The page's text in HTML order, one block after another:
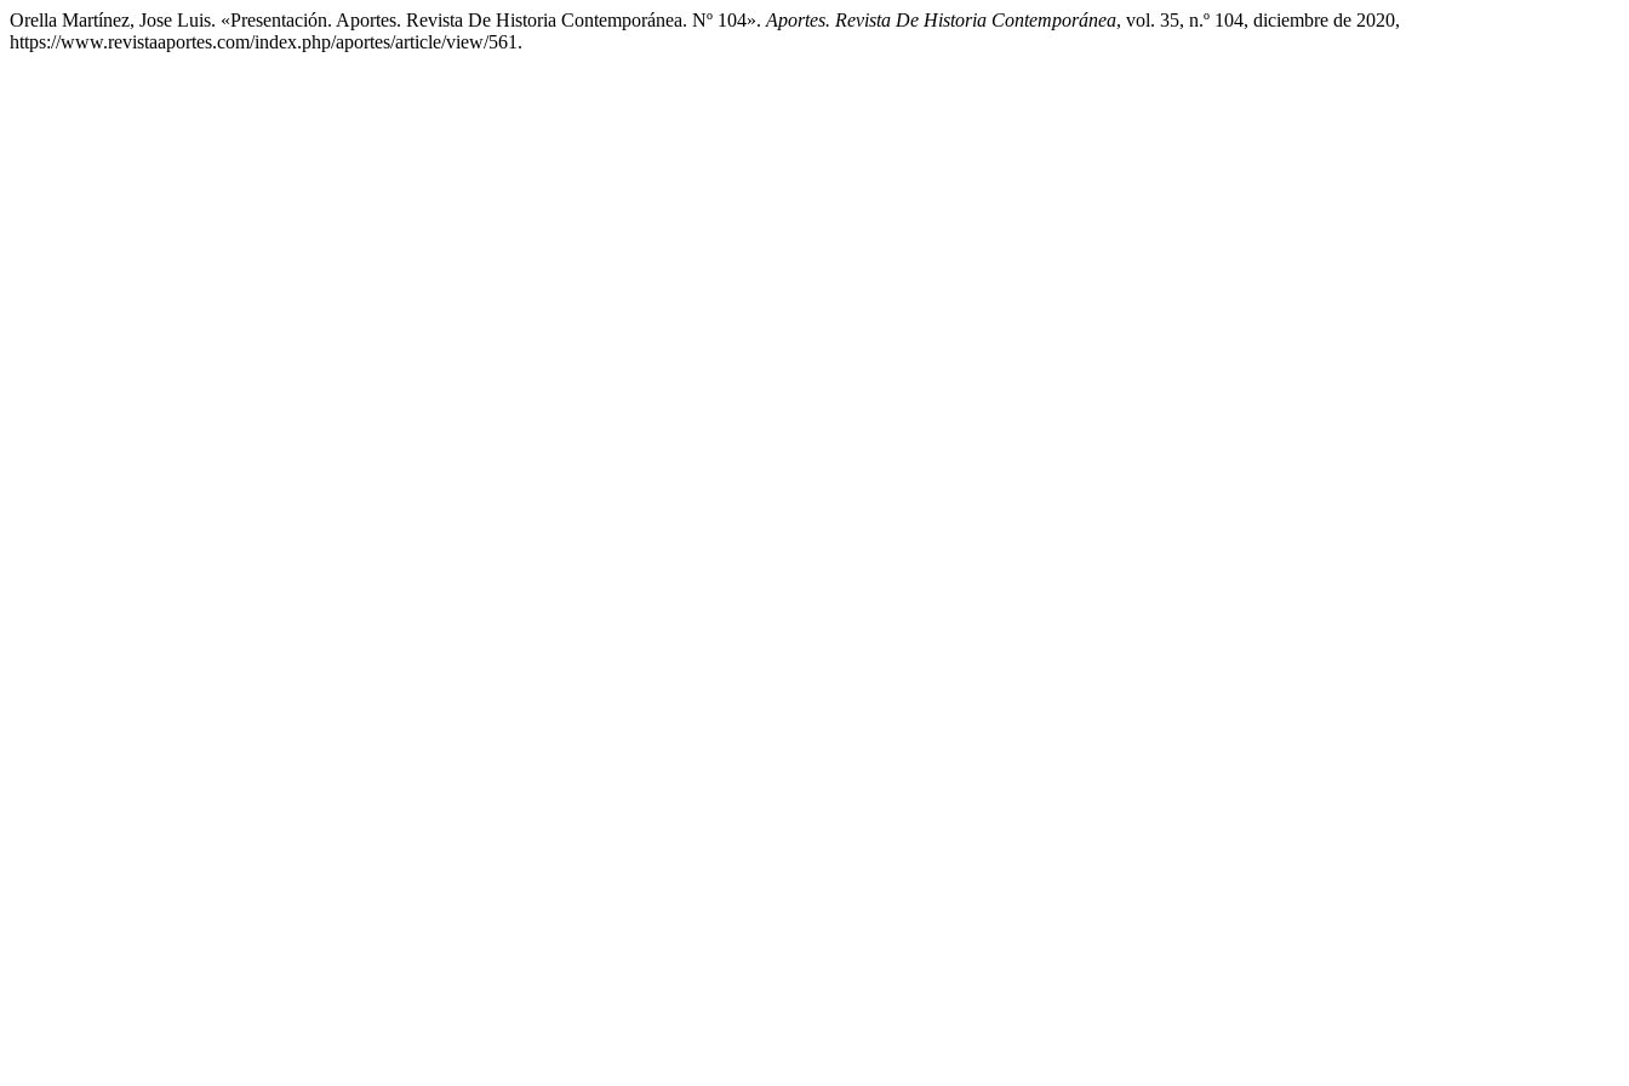
Orella Martínez, Jose Luis. «Presentación. Aportes. Revista De Historia Contemporánea. Nº 104». Aportes. Revista De Historia Contemporánea, vol. 35, n.º 104, diciembre de 2020,
https://www.revistaaportes.com/index.php/aportes/article/view/561.